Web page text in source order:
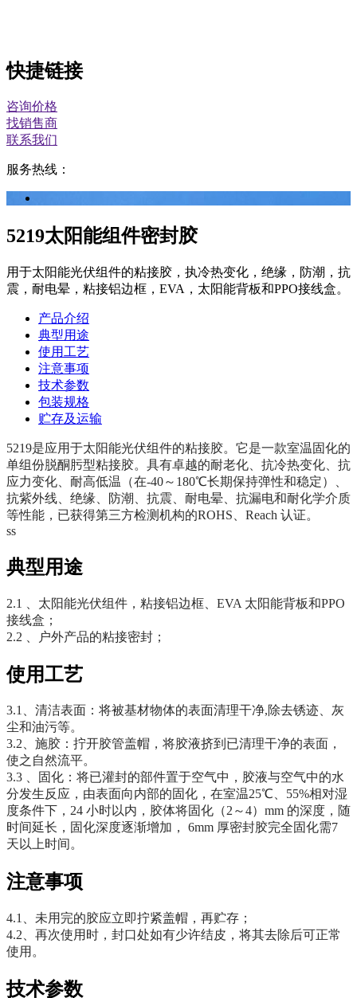
快捷链接
咨询价格
找销售商
联系我们
服务热线：
5219太阳能组件密封胶
用于太阳能光伏组件的粘接胶，执冷热变化，绝缘，防潮，抗
震，耐电晕，粘接铝边框，EVA，太阳能背板和PPO接线盒。
产品介绍
典型用途
使用工艺
注意事项
技术参数
包装规格
贮存及运输
5219是应用于太阳能光伏组件的粘接胶。它是一款室温固化的
单组份脱酮肟型粘接胶。具有卓越的耐老化、抗冷热变化、抗
应力变化、耐高低温（在-40～180℃长期保持弹性和稳定）、
抗紫外线、绝缘、防潮、抗震、耐电晕、抗漏电和耐化学介质
等性能，已获得第三方检测机构的ROHS、Reach 认证。
ss
典型用途
2.1 、太阳能光伏组件，粘接铝边框、EVA 太阳能背板和PPO
接线盒；
2.2 、户外产品的粘接密封；
使用工艺
3.1、清洁表面：将被基材物体的表面清理干净,除去锈迹、灰
尘和油污等。
3.2、施胶：拧开胶管盖帽，将胶液挤到已清理干净的表面，
使之自然流平。
3.3 、固化：将已灌封的部件置于空气中，胶液与空气中的水
分发生反应，由表面向内部的固化，在室温25℃、55%相对湿
度条件下，24 小时以内，胶体将固化（2～4）mm 的深度，随
时间延长，固化深度逐渐增加， 6mm 厚密封胶完全固化需7
天以上时间。
注意事项
4.1、未用完的胶应立即拧紧盖帽，再贮存；
4.2、再次使用时，封口处如有少许结皮，将其去除后可正常
使用。
技术参数